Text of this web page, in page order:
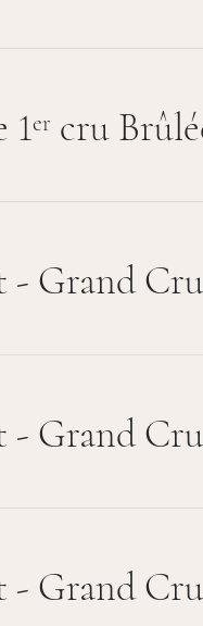
1er cru
- Grand
- Grand
- Grand